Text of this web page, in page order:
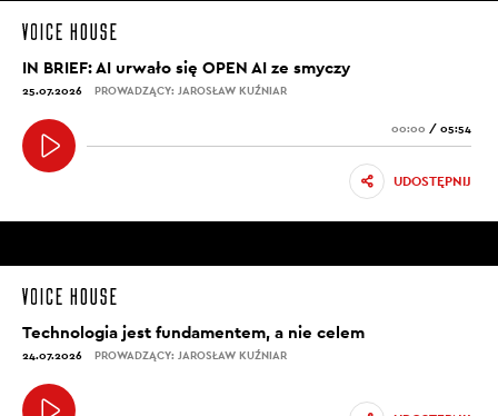
IN BRIEF: AI urwało się OPEN AI ze smyczy
25.07.2026 PROWADZĄCY: JAROSŁAW KUŹNIAR
00:00 / 05:54
UDOSTĘPNIJ
Technologia jest fundamentem, a nie celem
24.07.2026 PROWADZĄCY: JAROSŁAW KUŹNIAR